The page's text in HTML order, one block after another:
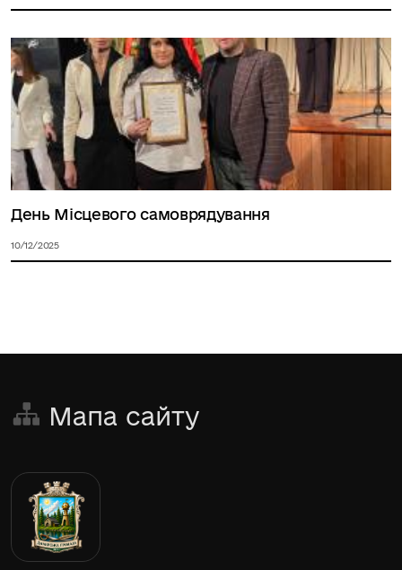
День Місцевого самоврядування
10/12/2025
Мапа сайту